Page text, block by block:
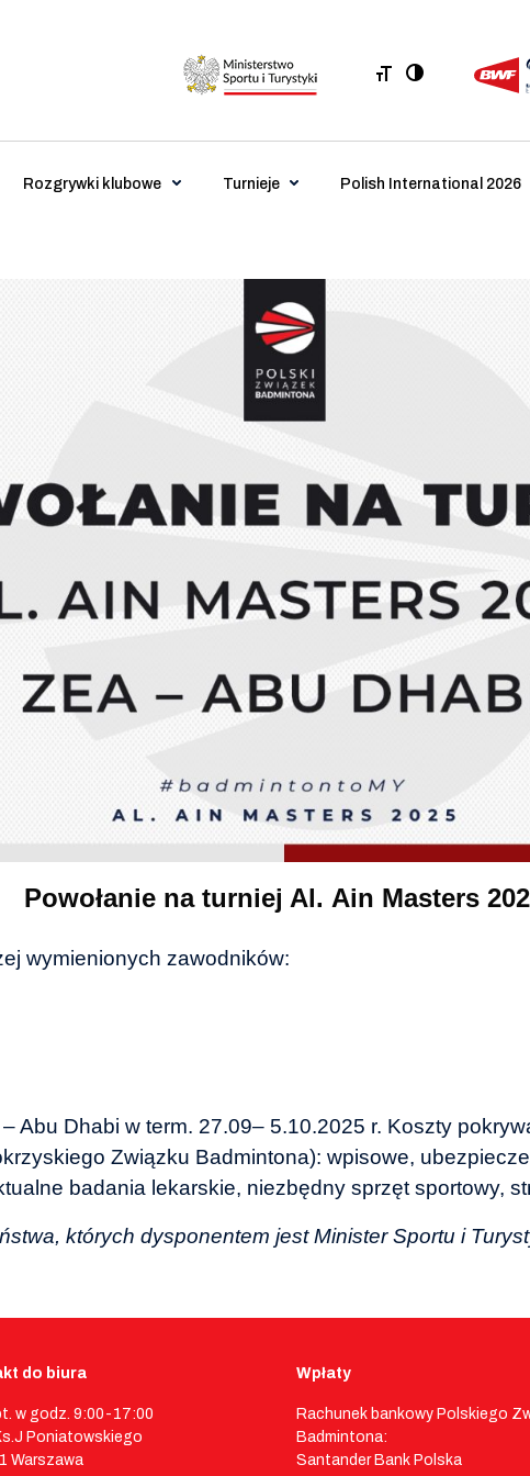
Rozgrywki klubowe Turnieje Polish International 2026
Powołanie na turniej Al. Ain Masters
wymienionych zawodników:
Abu Dhabi w term. 27.09– 5.10.2025 r. Koszty
Związku Badmintona): wpisowe,
badania lekarskie, niezbędny sprzęt sportowy,
których dysponentem jest Minister Sportu i
do biura
w godz. 9:00-17:00
Poniatowskiego
Warszawa
Wpłaty
Rachunek bankowy Polskiego
Badmintona:
Santander Bank Polska